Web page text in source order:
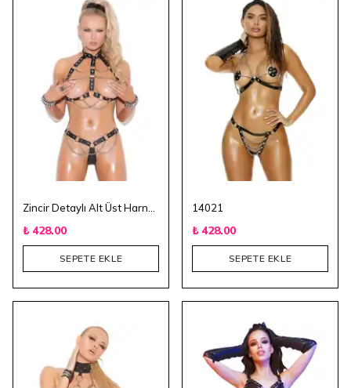
₺ 428.00
SEPETE EKLE
14021
₺ 428.00
SEPETE EKLE